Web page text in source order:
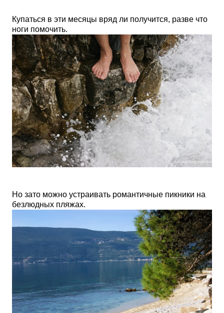
Купаться в эти месяцы вряд ли получится, разве что
ноги помочить.
Но зато можно устраивать романтичные пикники на
безлюдных пляжах.